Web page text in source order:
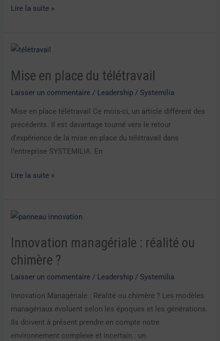
Lire la suite »
Mise en place du télétravail
Laisser un commentaire / Leadership / Systemilia
Mise en place télétravail Ce mois-ci, un article différent des
précédents. Il est davantage tourné vers le retour
d’expérience de la mise en place du télétravail dans
l’entreprise SYSTEMILIA. En
Mise
place
du
Lire la suite »
Innovation managériale : réalité ou
chimère ?
Laisser un commentaire / Leadership / Systemilia
Innovation Managériale : Réalité ou chimère ? Les modèles
managériaux évoluent selon les époques et les générations.
Ils doivent à présent prendre en compte notre
environnement complexe et incertain : un
Innovation
réalité
?